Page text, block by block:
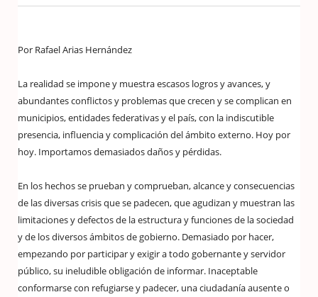
Por Rafael Arias Hernández
La realidad se impone y muestra escasos logros y avances, y
abundantes conflictos y problemas que crecen y se complican en
municipios, entidades federativas y el país, con la indiscutible
presencia, influencia y complicación del ámbito externo. Hoy por
hoy. Importamos demasiados daños y pérdidas.
En los hechos se prueban y comprueban, alcance y consecuencias
de las diversas crisis que se padecen, que agudizan y muestran las
limitaciones y defectos de la estructura y funciones de la sociedad
y de los diversos ámbitos de gobierno. Demasiado por hacer,
empezando por participar y exigir a todo gobernante y servidor
público, su ineludible obligación de informar. Inaceptable
conformarse con refugiarse y padecer, una ciudadanía ausente o